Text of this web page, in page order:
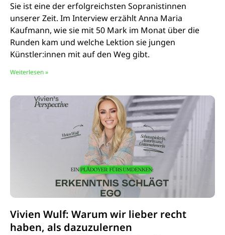
Sie ist eine der erfolgreichsten Sopranistinnen
unserer Zeit. Im Interview erzählt Anna Maria
Kaufmann, wie sie mit 50 Mark im Monat über die
Runden kam und welche Lektion sie jungen
Künstler:innen mit auf den Weg gibt.
Weiterlesen »
Vivien Wulf: Warum wir lieber recht
haben, als dazuzulernen